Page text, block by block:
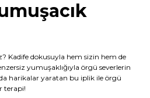
Kadife dokusuyla hem sizin hem de
yumuşaklığıyla örgü severlerin
harikalar yaratan bu iplik ile örgü
terapi!